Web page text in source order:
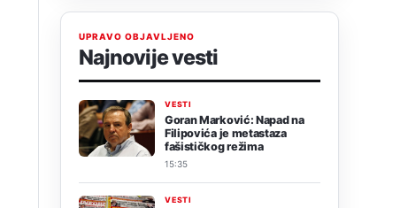
UPRAVO OBJAVLJENO
Najnovije vesti
VESTI
Goran Marković: Napad na
Filipovića je metastaza
fašističkog režima
15:35
VESTI